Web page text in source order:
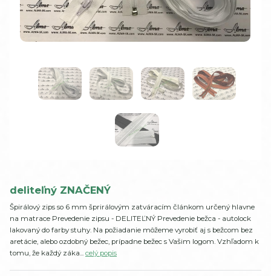
deliteľný ZNAČENÝ
Špirálový zips so 6 mm šprirálovým zatváracím článkom určený hlavne
na matrace Prevedenie zipsu - DELITEĽNÝ Prevedenie bežca - autolock
lakovaný do farby stuhy. Na požiadanie môžeme vyrobiť aj s bežcom bez
aretácie, alebo ozdobný bežec, prípadne bežec s Vašim logom. Vzhľadom k
tomu, že každý záka... celý popis